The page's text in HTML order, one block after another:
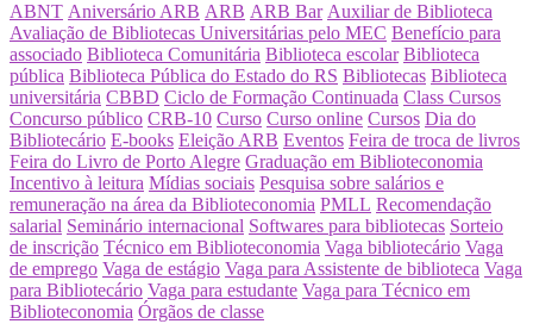
ABNT Aniversário ARB ARB ARB Bar Auxiliar de Biblioteca
Avaliação de Bibliotecas Universitárias pelo MEC Benefício para
associado Biblioteca Comunitária Biblioteca escolar Biblioteca
pública Biblioteca Pública do Estado do RS Bibliotecas Biblioteca
universitária CBBD Ciclo de Formação Continuada Class Cursos
Concurso público CRB-10 Curso Curso online Cursos Dia do
Bibliotecário E-books Eleição ARB Eventos Feira de troca de livros
Feira do Livro de Porto Alegre Graduação em Biblioteconomia
Incentivo à leitura Mídias sociais Pesquisa sobre salários e
remuneração na área da Biblioteconomia PMLL Recomendação
salarial Seminário internacional Softwares para bibliotecas Sorteio
de inscrição Técnico em Biblioteconomia Vaga bibliotecário Vaga
de emprego Vaga de estágio Vaga para Assistente de biblioteca Vaga
para Bibliotecário Vaga para estudante Vaga para Técnico em
Biblioteconomia Órgãos de classe